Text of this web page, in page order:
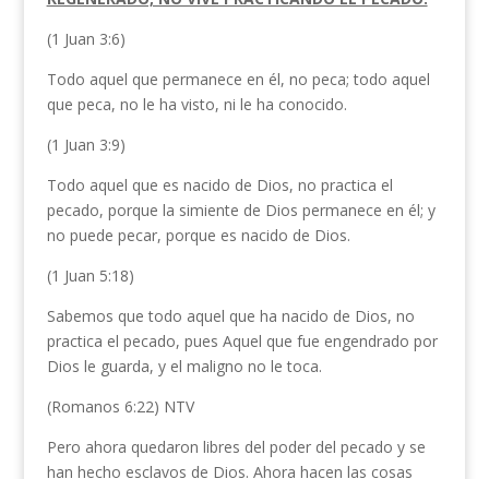
(1 Juan 3:6)
Todo aquel que permanece en él, no peca; todo aquel
que peca, no le ha visto, ni le ha conocido.
(1 Juan 3:9)
Todo aquel que es nacido de Dios, no practica el
pecado, porque la simiente de Dios permanece en él; y
no puede pecar, porque es nacido de Dios.
(1 Juan 5:18)
Sabemos que todo aquel que ha nacido de Dios, no
practica el pecado, pues Aquel que fue engendrado por
Dios le guarda, y el maligno no le toca.
(Romanos 6:22) NTV
Pero ahora quedaron libres del poder del pecado y se
han hecho esclavos de Dios. Ahora hacen las cosas